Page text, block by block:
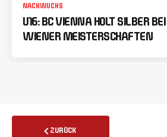
NACHWUCHS
U16: BC VIENNA HOLT SILBER
WIENER MEISTERSCHAFTEN
ZURÜCK